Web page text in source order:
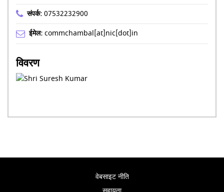
संपर्क:07532232900
ईमेल:commchambal[at]nic[dot]in
विवरण
वेबसाइट नीति